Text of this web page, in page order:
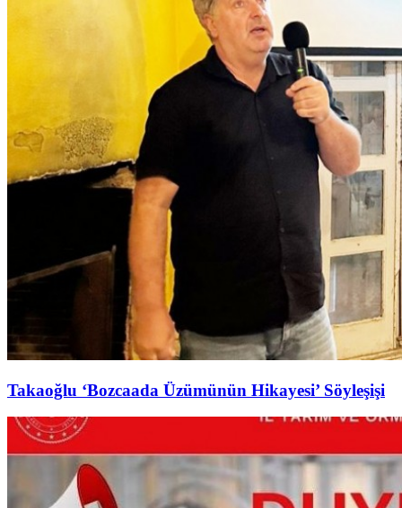
Takaoğlu ‘Bozcaada Üzümünün Hikayesi’ Söyleşişi